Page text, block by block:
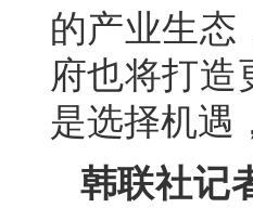
的产业生态
府也将打造
是选择机遇
韩联社记